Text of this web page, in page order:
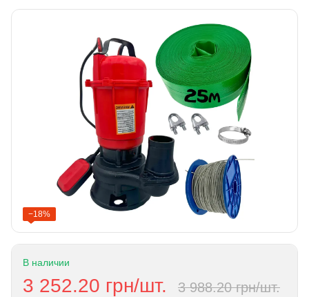
−18%
В наличии
3 252.20 грн/шт. 3 988.20 грн/шт.